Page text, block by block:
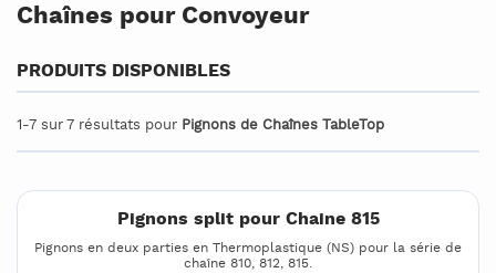
Chaînes pour Convoyeur
PRODUITS DISPONIBLES
1-7 sur 7 résultats pour Pignons de Chaînes TableTop
Pignons split pour Chaine 815
Pignons en deux parties en Thermoplastique (NS) pour la série de
chaîne 810, 812, 815.